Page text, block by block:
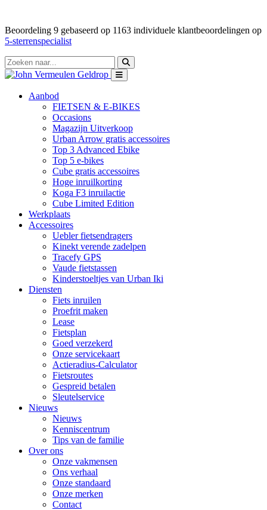
Beoordeling 9 gebaseerd op 1163 individuele klantbeoordelingen op
5-sterrenspecialist
Aanbod
FIETSEN & E-BIKES
Occasions
Magazijn Uitverkoop
Urban Arrow gratis accessoires
Top 3 Advanced Ebike
Top 5 e-bikes
Cube gratis accessoires
Hoge inruilkorting
Koga F3 inruilactie
Cube Limited Edition
Werkplaats
Accessoires
Uebler fietsendragers
Kinekt verende zadelpen
Tracefy GPS
Vaude fietstassen
Kinderstoeltjes van Urban Iki
Diensten
Fiets inruilen
Proefrit maken
Lease
Fietsplan
Goed verzekerd
Onze servicekaart
Actieradius-Calculator
Fietsroutes
Gespreid betalen
Sleutelservice
Nieuws
Nieuws
Kenniscentrum
Tips van de familie
Over ons
Onze vakmensen
Ons verhaal
Onze standaard
Onze merken
Contact